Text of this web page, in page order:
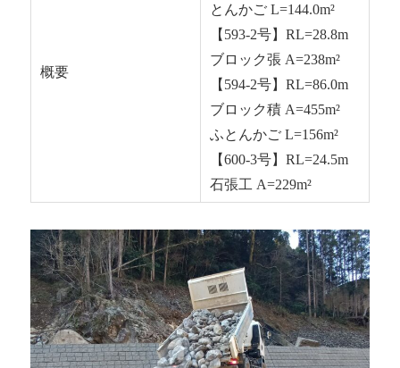
概要
とんかご L=144.0m²
【593-2号】RL=28.8m
ブロック張 A=238m²
【594-2号】RL=86.0m
ブロック積 A=455m²
ふとんかご L=156m²
【600-3号】RL=24.5m
石張工 A=229m²